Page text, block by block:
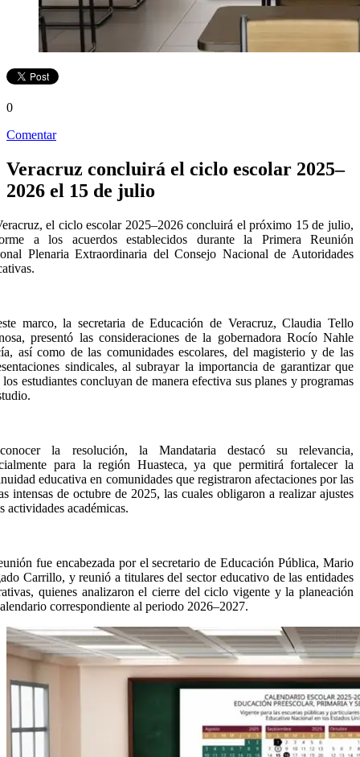
0
Comentar
Veracruz concluirá el ciclo escolar 2025–
2026 el 15 de julio
el ciclo escolar 2025–2026 concluirá el próximo 15 de julio,
a los acuerdos establecidos durante la Primera Reunión
Plenaria Extraordinaria del Consejo Nacional de Autoridades
marco, la secretaria de Educación de Veracruz, Claudia Tello
presentó las consideraciones de la gobernadora Rocío Nahle
así como de las comunidades escolares, del magisterio y de las
sindicales, al subrayar la importancia de garantizar que
estudiantes concluyan de manera efectiva sus planes y programas
la resolución, la Mandataria destacó su relevancia,
para la región Huasteca, ya que permitirá fortalecer la
educativa en comunidades que registraron afectaciones por las
intensas de octubre de 2025, las cuales obligaron a realizar ajustes
actividades académicas.
fue encabezada por el secretario de Educación Pública, Mario
Carrillo, y reunió a titulares del sector educativo de las entidades
quienes analizaron el cierre del ciclo vigente y la planeación
correspondiente al periodo 2026–2027.